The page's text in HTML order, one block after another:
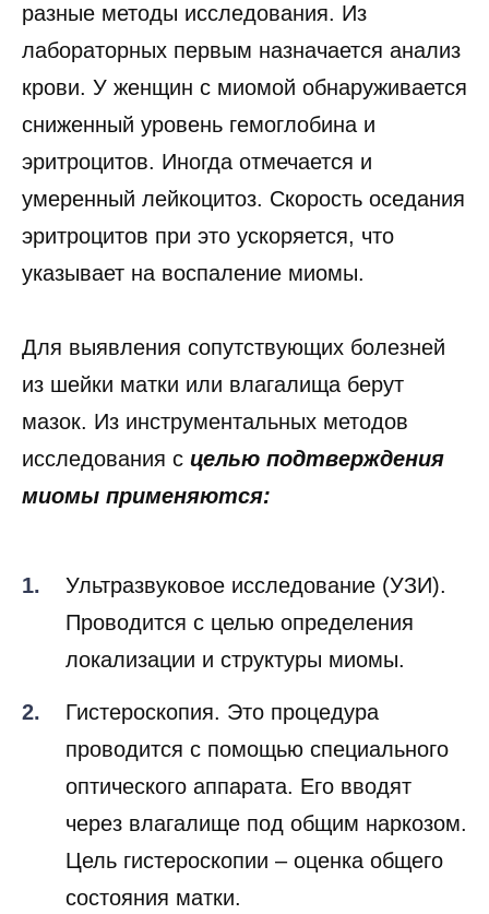
разные методы исследования. Из
лабораторных первым назначается анализ
крови. У женщин с миомой обнаруживается
сниженный уровень гемоглобина и
эритроцитов. Иногда отмечается и
умеренный лейкоцитоз. Скорость оседания
эритроцитов при это ускоряется, что
указывает на воспаление миомы.
Для выявления сопутствующих болезней
из шейки матки или влагалища берут
мазок. Из инструментальных методов
исследования с целью подтверждения
миомы применяются:
Ультразвуковое исследование (УЗИ).
Проводится с целью определения
локализации и структуры миомы.
Гистероскопия. Это процедура
проводится с помощью специального
оптического аппарата. Его вводят
через влагалище под общим наркозом.
Цель гистероскопии – оценка общего
состояния матки.